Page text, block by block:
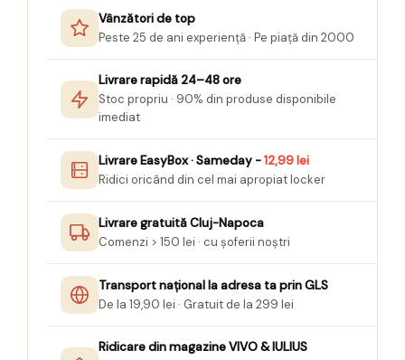
Banda adeziva
Compas scolar
Seturi Creative pentru Copii
Seturi creative Christmas
Umbrele
Vânzători de top
Peste 25 de ani experiență · Pe piață din 2000
Livrare rapidă 24–48 ore
Stoc propriu · 90% din produse disponibile
imediat
Livrare EasyBox · Sameday -12,99 lei
Ridici oricând din cel mai apropiat locker
Livrare gratuită Cluj-Napoca
Comenzi > 150 lei · cu șoferii noștri
Transport național la adresa ta prin GLS
De la 19,90 lei · Gratuit de la 299 lei
Ridicare din magazine VIVO & IULIUS